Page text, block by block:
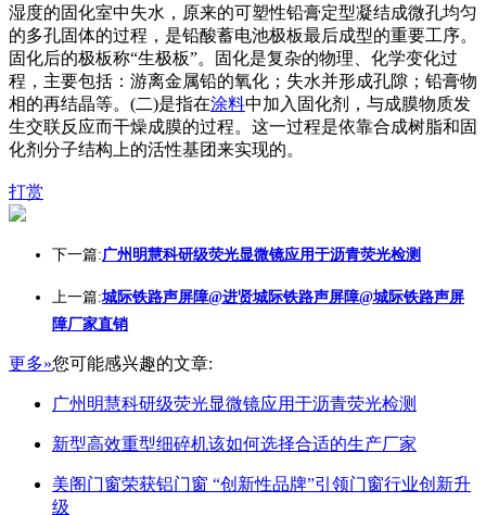
湿度的固化室中失水，原来的可塑性铅膏定型凝结成微孔均匀
的多孔固体的过程，是铅酸蓄电池极板最后成型的重要工序。
固化后的极板称“生极板”。固化是复杂的物理、化学变化过
程，主要包括：游离金属铅的氧化；失水并形成孔隙；铅膏物
相的再结晶等。(二)是指在涂料中加入固化剂，与成膜物质发
生交联反应而干燥成膜的过程。这一过程是依靠合成树脂和固
化剂分子结构上的活性基团来实现的。
打赏
下一篇:广州明慧科研级荧光显微镜应用于沥青荧光检测
上一篇:城际铁路声屏障@进贤城际铁路声屏障@城际铁路声屏
障厂家直销
更多»您可能感兴趣的文章:
广州明慧科研级荧光显微镜应用于沥青荧光检测
新型高效重型细碎机该如何选择合适的生产厂家
美阁门窗荣获铝门窗 “创新性品牌”引领门窗行业创新升
级